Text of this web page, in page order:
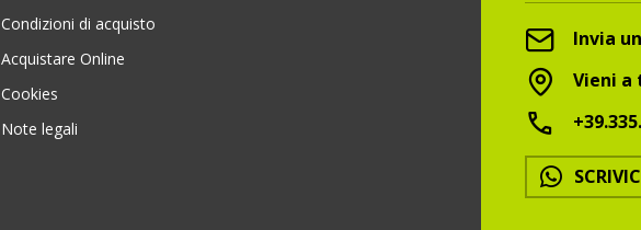
Condizioni di acquisto
Acquistare Online
Cookies
Note legali
Invia
Vieni a